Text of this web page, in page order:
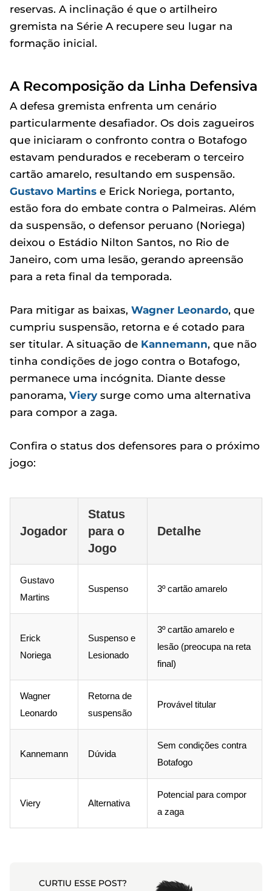
reservas. A inclinação é que o artilheiro
gremista na Série A recupere seu lugar na
formação inicial.
A Recomposição da Linha Defensiva
A defesa gremista enfrenta um cenário
particularmente desafiador. Os dois zagueiros
que iniciaram o confronto contra o Botafogo
estavam pendurados e receberam o terceiro
cartão amarelo, resultando em suspensão.
Gustavo Martins e Erick Noriega, portanto,
estão fora do embate contra o Palmeiras. Além
da suspensão, o defensor peruano (Noriega)
deixou o Estádio Nilton Santos, no Rio de
Janeiro, com uma lesão, gerando apreensão
para a reta final da temporada.
Para mitigar as baixas, Wagner Leonardo, que
cumpriu suspensão, retorna e é cotado para
ser titular. A situação de Kannemann, que não
tinha condições de jogo contra o Botafogo,
permanece uma incógnita. Diante desse
panorama, Viery surge como uma alternativa
para compor a zaga.
Confira o status dos defensores para o próximo
jogo:
Jogador
Status
para o
Jogo
Detalhe
Gustavo
Martins
Suspenso 3º cartão amarelo
Erick
Noriega
Suspenso e
Lesionado
3º cartão amarelo e
lesão (preocupa na reta
final)
Wagner
Leonardo
Retorna de
suspensão
Provável titular
Kannemann Dúvida
Sem condições contra
Botafogo
Viery Alternativa
Potencial para compor
a zaga
CURTIU ESSE POST?